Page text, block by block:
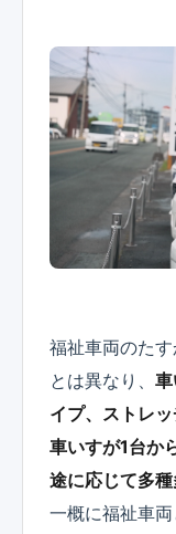
福祉車両のた
とは異なり、
イプ、ストレ
車いすが1台か
途に応じて多
一概に福祉車